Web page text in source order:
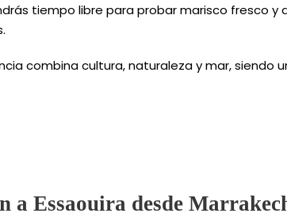
tiempo libre para probar marisco fresco y
combina cultura, naturaleza y mar, siendo
a Essaouira desde